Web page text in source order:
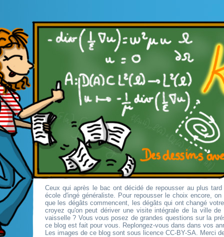
Ceux qui après le bac ont décidé de repousser au plus
école d'ingé généraliste. Pour repousser le choix encore,
que les dégâts commencent, les dégâts qui ont changé
croyez qu'on peut dériver une visite intégrale de la ville
vaisselle ? Vous vous posez de grandes questions sur la
ce blog est fait pour vous. Replongez-vous dans dans vos
Les images de ce blog sont sous licence CC-BY-SA. Merci